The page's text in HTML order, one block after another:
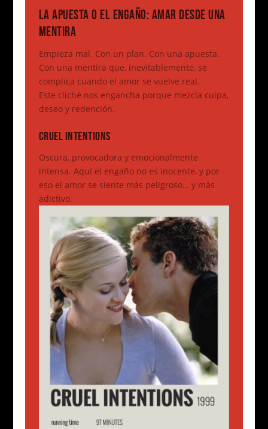
LA APUESTA O EL ENGAÑO: AMAR DESDE UNA
MENTIRA
Empieza mal. Con un plan. Con una apuesta.
Con una mentira que, inevitablemente, se
complica cuando el amor se vuelve real.
Este cliché nos engancha porque mezcla culpa,
deseo y redención.
CRUEL INTENTIONS
Oscura, provocadora y emocionalmente
intensa. Aquí el engaño no es inocente, y por
eso el amor se siente más peligroso… y más
adictivo.